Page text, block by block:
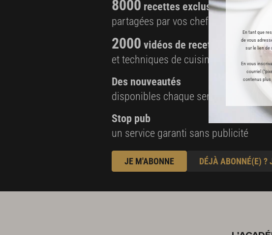
En tant que
de vous
sur le lien de
En vous
courriel
contenus plus
8000 recettes exclusives
partagées par vos chefs préférés
2000 vidéos de recettes
et techniques de cuisine et pâtisserie
Des nouveautés
disponibles chaque semaine
Stop pub
un service garanti sans publicité
JE M'ABONNE DÉJÀ ABONNÉ(E) ?